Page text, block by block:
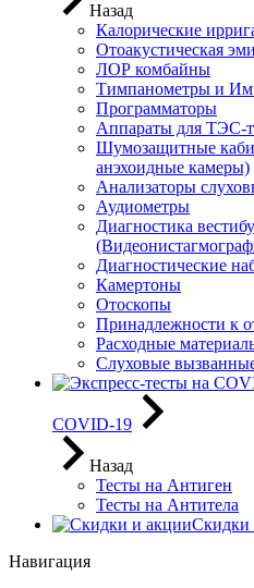
Назад
Калорические
Отоакустическая
ЛОР комбайны
Тимпанометры и
Программаторы
Аппараты для ТЭС-
Шумозащитные
анэхоидные камеры)
Анализаторы
Аудиометры
Диагностика
Диагностические
Камертоны
Отоскопы
Принадлежности к
Расходные
Слуховые
COVID-19
Назад
Тесты на Антиген
Тесты на Антитела
Скидки
Навигация